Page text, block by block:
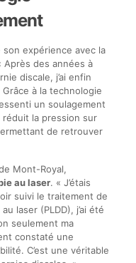
expérience avec la
Après des années à
discale, j’ai enfin
à la technologie
un soulagement
la pression sur
de retrouver
Mont-Royal,
au laser. « J’étais
suivi le traitement de
laser (PLDD), j’ai été
seulement ma
constaté une
C’est une véritable